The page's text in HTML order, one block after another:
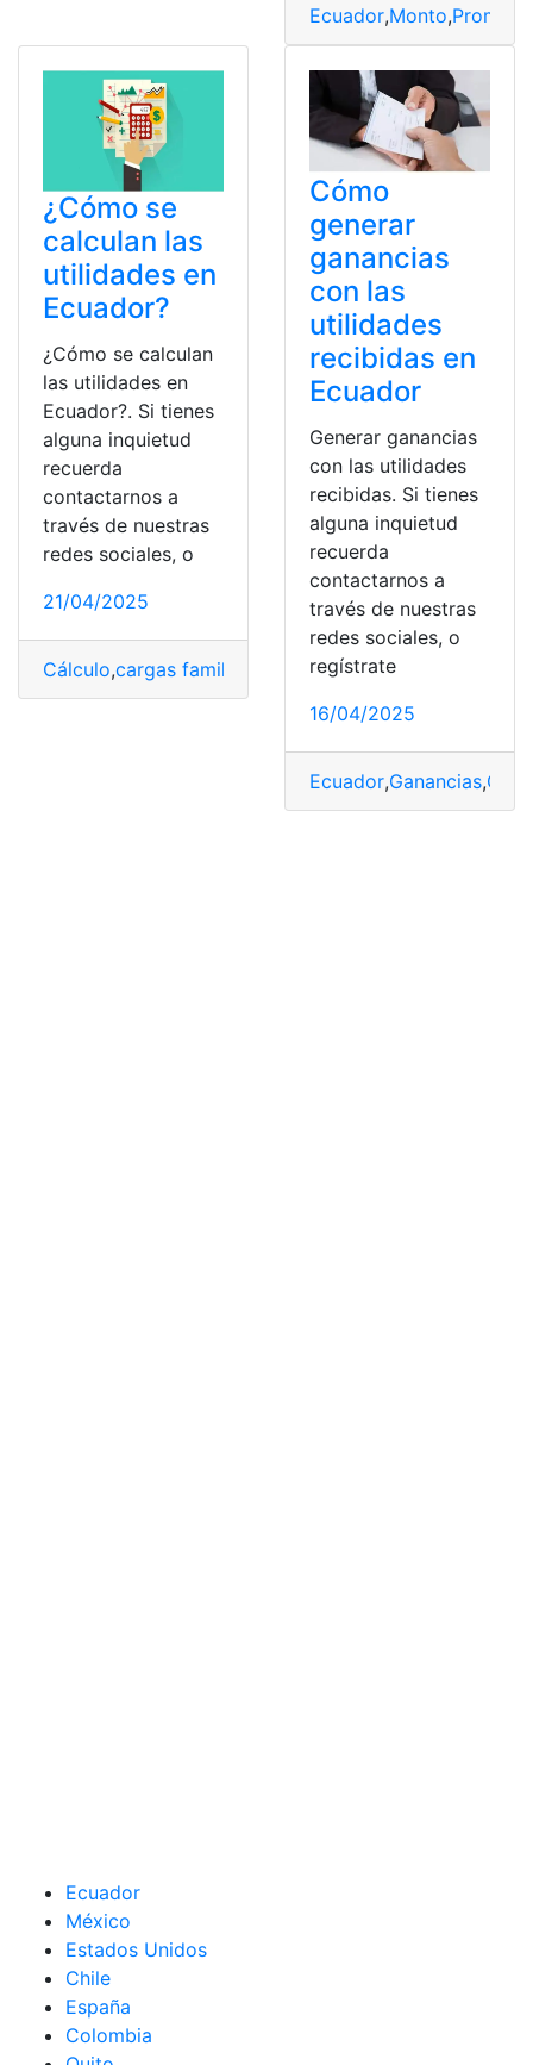
Ecuador,Monto,
¿Cómo se
calculan las
utilidades en
Ecuador?
¿Cómo se calculan
las utilidades en
Ecuador?. Si tienes
alguna inquietud
recuerda
contactarnos a
través de nuestras
redes sociales, o
21/04/2025
Cálculo,cargas familiares Ministerio de Trabajo
Cómo
generar
ganancias
con las
utilidades
recibidas en
Ecuador
Generar ganancias
con las utilidades
recibidas. Si tienes
alguna inquietud
recuerda
contactarnos a
través de nuestras
redes sociales, o
regístrate
16/04/2025
Ecuador,Ganancias,
Ecuador
México
Estados Unidos
Chile
España
Colombia